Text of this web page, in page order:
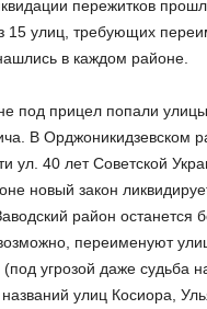
пережитков
15 улиц, требующих
в каждом районе.
под прицел попали улицы
В Орджоникидзевском
ул. 40 лет Советской
новый закон
район останется
переименуют
угрозой даже судьба
улиц Косиора,